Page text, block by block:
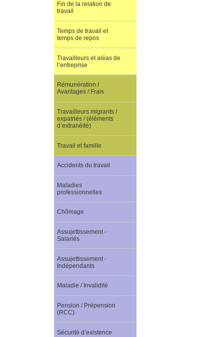
Fin de la relation de
travail
Temps de travail et
temps de repos
Travailleurs et aléas de
l’entreprise
Rémunération /
Avantages / Frais
Travailleurs migrants /
expatriés / (éléments
d’extranéité)
Travail et famille
Accidents du travail
Maladies
professionnelles
Chômage
Assujettissement -
Salariés
Assujettissement -
Indépendants
Maladie / Invalidité
Pension / Prépension
(RCC)
Sécurité d’existence